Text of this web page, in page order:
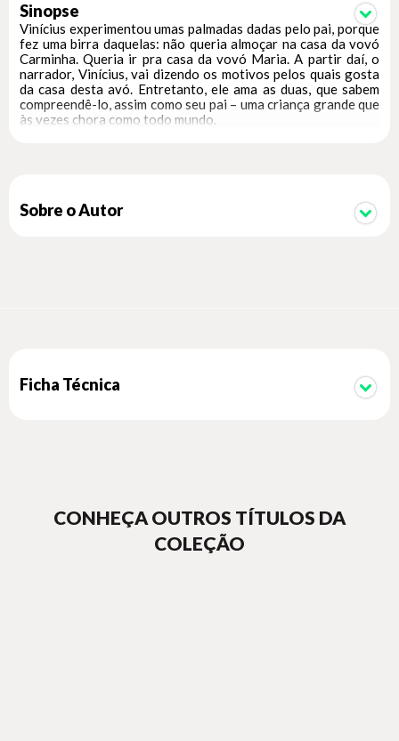
Sinopse
Vinícius experimentou umas palmadas dadas pelo pai, porque
fez uma birra daquelas: não queria almoçar na casa da vovó
Carminha. Queria ir pra casa da vovó Maria. A partir daí, o
narrador, Vinícius, vai dizendo os motivos pelos quais gosta
da casa desta avó. Entretanto, ele ama as duas, que sabem
compreendê-lo, assim como seu pai – uma criança grande que
às vezes chora como todo mundo.
Sobre o Autor
Ficha Técnica
CONHEÇA OUTROS TÍTULOS DA
COLEÇÃO